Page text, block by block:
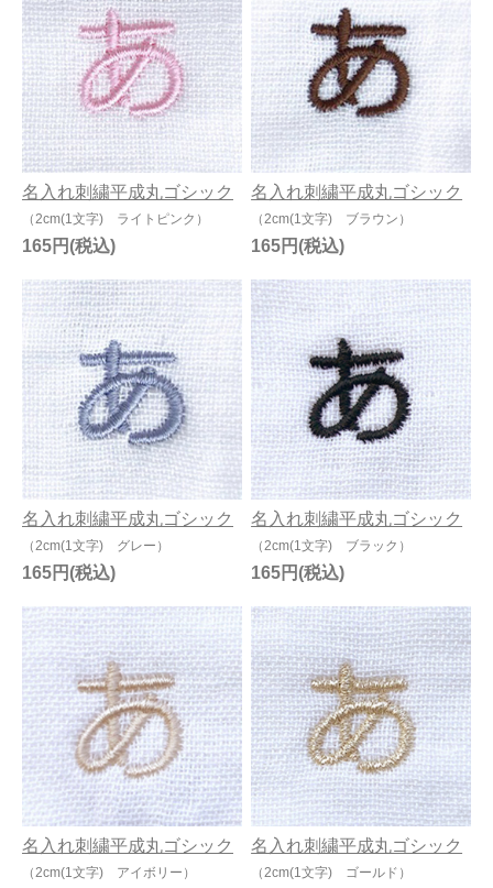
名入れ刺繍平成丸ゴシック
（2cm(1文字) ライトピンク）
165円
名入れ刺繍平成丸ゴシック
（2cm(1文字) ブラウン）
165円
名入れ刺繍平成丸ゴシック
（2cm(1文字) グレー）
165円
名入れ刺繍平成丸ゴシック
（2cm(1文字) ブラック）
165円
名入れ刺繍平成丸ゴシック
（2cm(1文字) アイボリー）
名入れ刺繍平成丸ゴシック
（2cm(1文字) ゴールド）